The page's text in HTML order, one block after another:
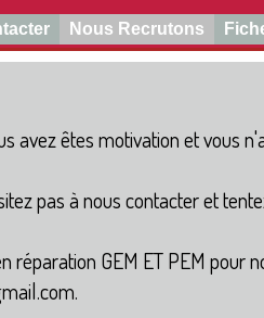
Nous Recrutons
avez êtes motivation et vous
pas à nous contacter et
réparation GEM ET PEM pour